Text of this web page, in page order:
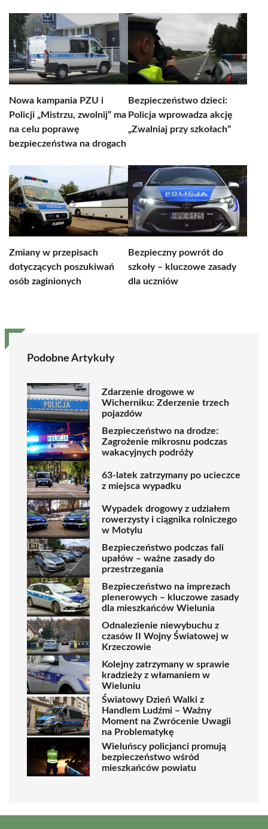
Nowa kampania PZU i
Policji „Mistrzu, zwolnij” ma
na celu poprawę
bezpieczeństwa na drogach
Bezpieczeństwo dzieci:
Policja wprowadza akcję
„Zwalniaj przy szkołach”
Zmiany w przepisach
dotyczących poszukiwań
osób zaginionych
Bezpieczny powrót do
szkoły – kluczowe zasady
dla uczniów
Podobne Artykuły
Zdarzenie drogowe w
Wicherniku: Zderzenie trzech
pojazdów
Bezpieczeństwo na drodze:
Zagrożenie mikrosnu podczas
wakacyjnych podróży
63-latek zatrzymany po ucieczce
z miejsca wypadku
Wypadek drogowy z udziałem
rowerzysty i ciągnika rolniczego
w Motylu
Bezpieczeństwo podczas fali
upałów – ważne zasady do
przestrzegania
Bezpieczeństwo na imprezach
plenerowych – kluczowe zasady
dla mieszkańców Wielunia
Odnalezienie niewybuchu z
czasów II Wojny Światowej w
Krzeczowie
Kolejny zatrzymany w sprawie
kradzieży z włamaniem w
Wieluniu
Światowy Dzień Walki z
Handlem Ludźmi – Ważny
Moment na Zwrócenie Uwagii
na Problematykę
Wieluńscy policjanci promują
bezpieczeństwo wśród
mieszkańców powiatu